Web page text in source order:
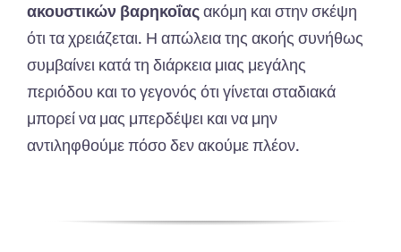
ακουστικών βαρηκοΐαςακόμη και στην σκέψη
ότι τα χρειάζεται. Η απώλεια της ακοής συνήθως
συμβαίνει κατά τη διάρκεια μιας μεγάλης
περιόδου και το γεγονός ότι γίνεται σταδιακά
μπορεί να μας μπερδέψει και να μην
αντιληφθούμε πόσο δεν ακούμε πλέον.